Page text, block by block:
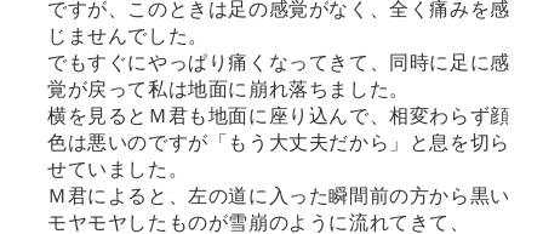
ですが、このときは足の感覚がなく、全く痛みを感
じませんでした。
でもすぐにやっぱり痛くなってきて、同時に足に感
覚が戻って私は地面に崩れ落ちました。
横を見るとＭ君も地面に座り込んで、相変わらず顔
色は悪いのですが「もう大丈夫だから」と息を切ら
せていました。
Ｍ君によると、左の道に入った瞬間前の方から黒い
モヤモヤしたものが雪崩のように流れてきて、